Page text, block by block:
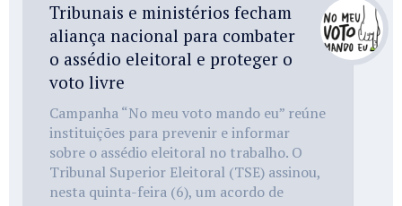
Tribunais e ministérios fecham
aliança nacional para combater
o assédio eleitoral e proteger o
voto livre
Campanha “No meu voto mando eu” reúne
instituições para prevenir e informar
sobre o assédio eleitoral no trabalho. O
Tribunal Superior Eleitoral (TSE) assinou,
nesta quinta-feira (6), um acordo de